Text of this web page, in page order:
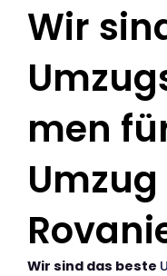
Wir
men
Wir sind das beste